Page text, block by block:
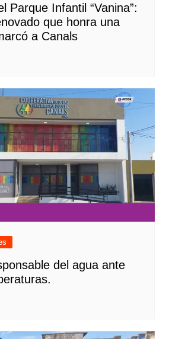
Parque Infantil “Vanina”:
que honra una
a Canals
del agua ante